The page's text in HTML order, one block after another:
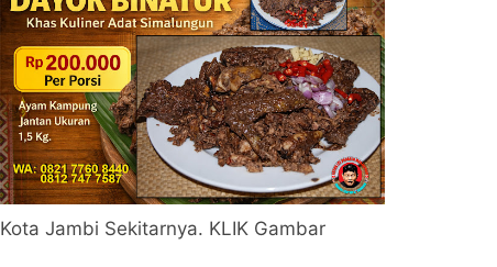
Kota Jambi Sekitarnya. KLIK Gambar